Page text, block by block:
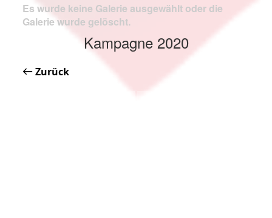
Es wurde keine Galerie ausgewählt oder die
Galerie wurde gelöscht.
Kampagne 2020
Zurück